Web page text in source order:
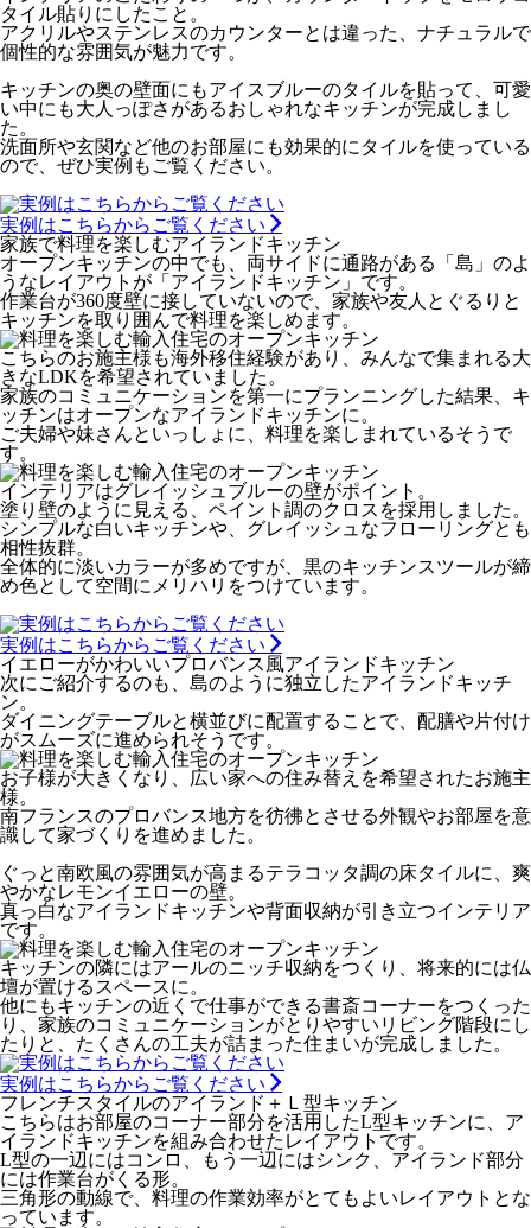
タイル貼りにしたこと。
アクリルやステンレスのカウンターとは違った、ナチュラルで
個性的な雰囲気が魅力です。
キッチンの奥の壁面にもアイスブルーのタイルを貼って、可愛
い中にも大人っぽさがあるおしゃれなキッチンが完成しまし
た。
洗面所や玄関など他のお部屋にも効果的にタイルを使っている
ので、ぜひ実例もご覧ください。
実例はこちらからご覧ください
家族で料理を楽しむアイランドキッチン
オープンキッチンの中でも、両サイドに通路がある「島」のよ
うなレイアウトが「アイランドキッチン」です。
作業台が360度壁に接していないので、家族や友人とぐるりと
キッチンを取り囲んで料理を楽しめます。
こちらのお施主様も海外移住経験があり、みんなで集まれる大
きなLDKを希望されていました。
家族のコミュニケーションを第一にプランニングした結果、キ
ッチンはオープンなアイランドキッチンに。
ご夫婦や妹さんといっしょに、料理を楽しまれているそうで
す。
インテリアはグレイッシュブルーの壁がポイント。
塗り壁のように見える、ペイント調のクロスを採用しました。
シンプルな白いキッチンや、グレイッシュなフローリングとも
相性抜群。
全体的に淡いカラーが多めですが、黒のキッチンスツールが締
め色として空間にメリハリをつけています。
実例はこちらからご覧ください
イエローがかわいいプロバンス風アイランドキッチン
次にご紹介するのも、島のように独立したアイランドキッチ
ン。
ダイニングテーブルと横並びに配置することで、配膳や片付け
がスムーズに進められそうです。
お子様が大きくなり、広い家への住み替えを希望されたお施主
様。
南フランスのプロバンス地方を彷彿とさせる外観やお部屋を意
識して家づくりを進めました。
ぐっと南欧風の雰囲気が高まるテラコッタ調の床タイルに、爽
やかなレモンイエローの壁。
真っ白なアイランドキッチンや背面収納が引き立つインテリア
です。
キッチンの隣にはアールのニッチ収納をつくり、将来的には仏
壇が置けるスペースに。
他にもキッチンの近くで仕事ができる書斎コーナーをつくった
り、家族のコミュニケーションがとりやすいリビング階段にし
たりと、たくさんの工夫が詰まった住まいが完成しました。
実例はこちらからご覧ください
フレンチスタイルのアイランド＋Ｌ型キッチン
こちらはお部屋のコーナー部分を活用したL型キッチンに、ア
イランドキッチンを組み合わせたレイアウトです。
L型の一辺にはコンロ、もう一辺にはシンク、アイランド部分
には作業台がくる形。
三角形の動線で、料理の作業効率がとてもよいレイアウトとな
っています。